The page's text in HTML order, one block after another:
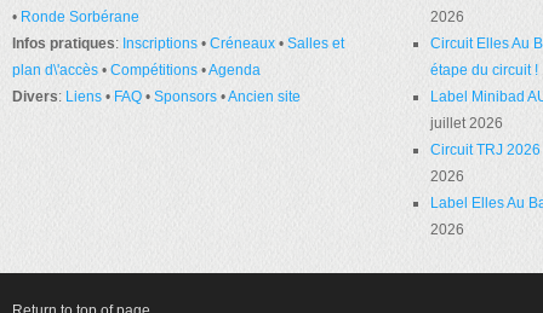
• Ronde Sorbérane
Infos pratiques: Inscriptions • Créneaux • Salles et
plan d\'accès • Compétitions •Agenda
Divers: Liens • FAQ • Sponsors •Ancien site
2026
Circuit Elles Au
étape du circuit !
Label Minibad
juillet 2026
Circuit TRJ
2026
Label Elles Au
2026